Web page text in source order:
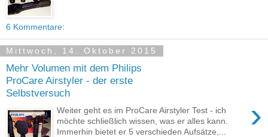
6 Kommentare:
Mittwoch, 14. Oktober 2015
Mehr Volumen mit dem Philips
ProCare Airstyler - der erste
Selbstversuch
›
Weiter geht es im ProCare Airstyler Test - ich
möchte schließlich wissen, was er alles kann.
Immerhin bietet er 5 verschieden Aufsätze,...